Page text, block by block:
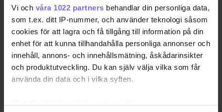
Vi och våra 1022 partners behandlar din personliga data,
som t.ex. ditt IP-nummer, och använder teknologi såsom
cookies för att lagra och få tillgång till information på din
enhet för att kunna tillhandahålla personliga annonser och
innehåll, annons- och innehållsmätning, åskådarinsikter
och produktutveckling. Du kan själv välja vilka som får
använda din data och i vilka syften.